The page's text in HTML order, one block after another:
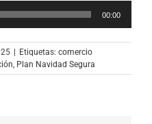
00:00
Etiquetas: comercio
, Plan Navidad Segura